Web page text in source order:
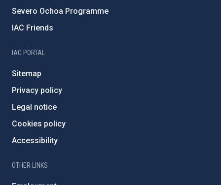
Severo Ochoa Programme
IAC Friends
IAC PORTAL
Sitemap
Privacy policy
Legal notice
Cookies policy
Accessibility
OTHER LINKS